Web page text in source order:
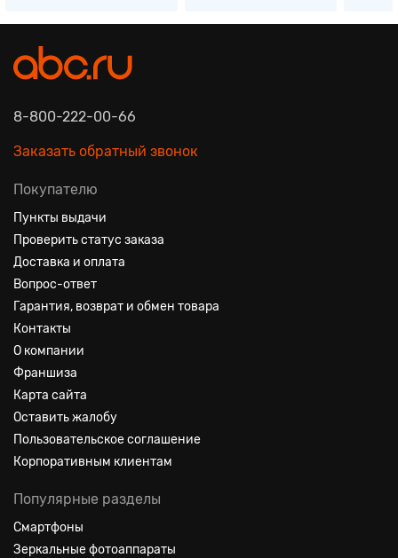
8-800-222-00-66
Заказать обратный звонок
Покупателю
Пункты выдачи
Проверить статус заказа
Доставка и оплата
Вопрос-ответ
Гарантия, возврат и обмен товара
Контакты
О компании
Франшиза
Карта сайта
Оставить жалобу
Пользовательское соглашение
Корпоративным клиентам
Популярные разделы
Смартфоны
Зеркальные фотоаппараты